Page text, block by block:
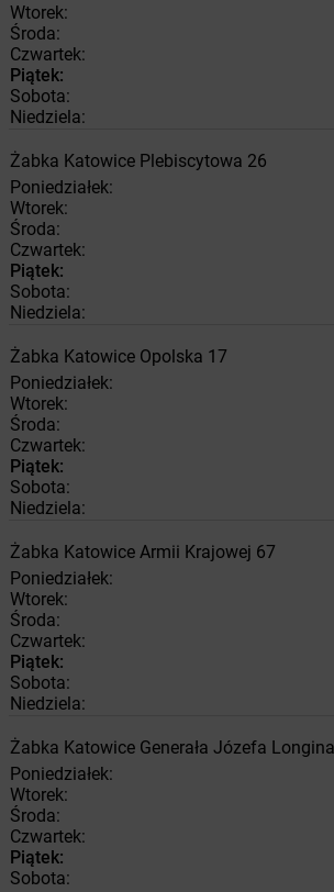
Wtorek:
Środa:
Czwartek:
Piątek:
Sobota:
Niedziela:
Żabka Katowice Plebiscytowa 26
Poniedziałek:
Wtorek:
Środa:
Czwartek:
Piątek:
Sobota:
Niedziela:
Żabka Katowice Opolska 17
Poniedziałek:
Wtorek:
Środa:
Czwartek:
Piątek:
Sobota:
Niedziela:
Żabka Katowice Armii Krajowej 67
Poniedziałek:
Wtorek:
Środa:
Czwartek:
Piątek:
Sobota:
Niedziela:
Żabka Katowice Generała Józefa
Poniedziałek:
Wtorek:
Środa:
Czwartek:
Piątek:
Sobota: